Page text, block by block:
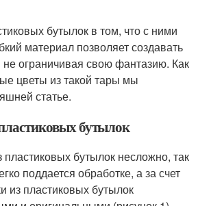
бутылок в том, что с ними
материал позволяет создавать
ограничивая свою фантазию. Как
цветы из такой тары мы
статье.
бутылок
пластиковых бутылок несложно, так
поддается обработке, а за счет
из пластиковых бутылок